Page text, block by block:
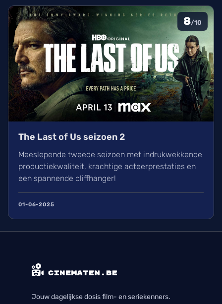
8/10
The Last of Us seizoen 2
Meeslepende tweede seizoen met indrukwekkende
productiekwaliteit, krachtige acteerprestaties en
een spannende cliffhanger!
01-06-2025
Jouw dagelijkse dosis film- en seriekenners.